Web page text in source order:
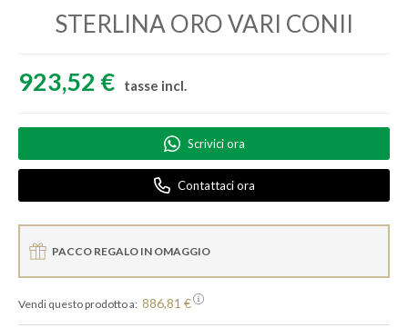
STERLINA ORO VARI CONII
923,52 € tasse incl.
Scrivici ora
Contattaci ora
PACCO REGALO IN OMAGGIO
Vendi questo prodotto a: 886,81 €